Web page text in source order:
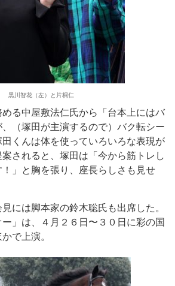
黒川智花（左）と片桐仁
る中屋敷法仁氏から「台本上にはバ
（塚田が主演するので）バク転シー
くんは体を使っていろいろな表現が
されると、塚田は「今から筋トレし
」と胸を張り、座長らしさも見せ
には脚本家の鈴木聡氏も出席した。
」は、４月２６日〜３０日に彩の国
で上演。